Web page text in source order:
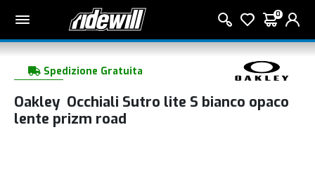
0
Spedizione Gratuita
Oakley Occhiali Sutro lite S bianco opaco
lente prizm road